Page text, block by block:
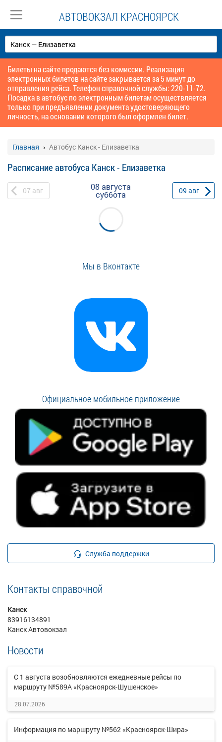
АВТОВОКЗАЛ КРАСНОЯРСК
Билеты на сайте продаются без комиссии. Реализация
электронных билетов на сайте закрывается за 5 минут до
отправления рейса. Телефон справочной службы: 220-11-72.
Посадка в автобус по электронным билетам осуществляется
только при предъявлении документа удостоверяющего
личность, на основании которого был оформлен билет.
Главная Автобус Канск - Елизаветка
Расписание автобуса Канск - Елизаветка
07 авг 08 августа
суббота 09 авг
Мы в Вконтакте
Официальное мобильное приложение
Служба поддержки
Контакты справочной
Канск
83916134891
Канск Автовокзал
Новости
С 1 августа возобновляются ежедневные рейсы по
маршруту №589А «Красноярск-Шушенское»
28.07.2026
Информация по маршруту №562 «Красноярск-Шира»